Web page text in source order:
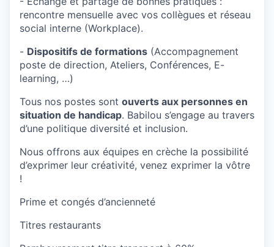
rencontre mensuelle avec vos collègues et réseau
social interne (Workplace).
- Dispositifs de formations (Accompagnement
poste de direction, Ateliers, Conférences, E-
learning, …)
Tous nos postes sont ouverts aux personnes en
situation de handicap. Babilou s’engage au travers
d’une politique diversité et inclusion.
Nous offrons aux équipes en crèche la possibilité
d’exprimer leur créativité, venez exprimer la vôtre
!
Prime et congés d’ancienneté
Titres restaurants